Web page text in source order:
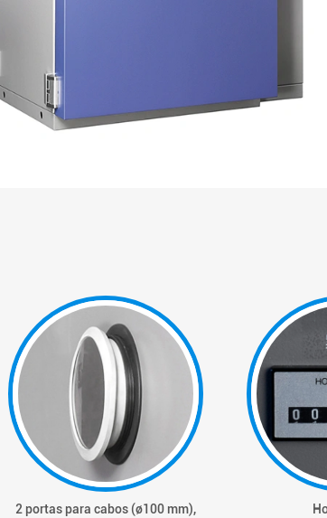
2 portas para cabos (ø100 mm),